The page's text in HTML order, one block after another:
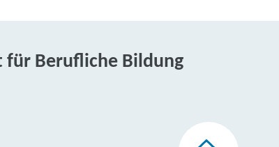
Berufliche Bildung